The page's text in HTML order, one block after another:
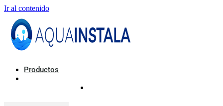
Ir al contenido
Productos